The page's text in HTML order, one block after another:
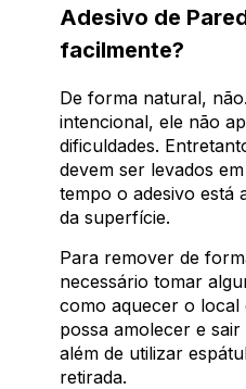
Adesivo de
facilmente?
De forma natural,
intencional, ele não
dificuldades.
devem ser levados
tempo o adesivo está
da superfície.
Para remover de
necessário tomar
como aquecer o local
possa amolecer e
além de utilizar
retirada.